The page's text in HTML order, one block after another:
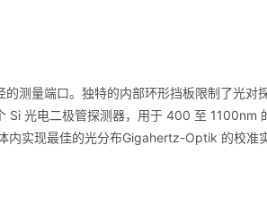
测量端口。独特的内部环形挡板限制了光对
光电二极管探测器，用于 400 至 1100nm
实现最佳的光分布Gigahertz-Optik 的校准